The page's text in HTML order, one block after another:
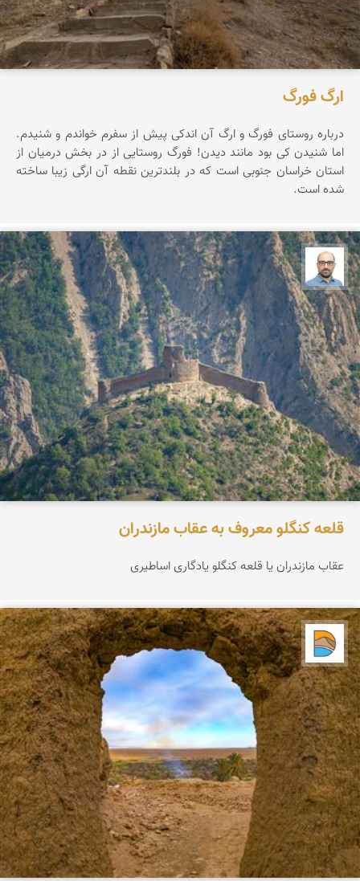
ارگ فورگ
درباره روستای فورگ و ارگ آن اندکی پیش از سفرم خواندم و شنیدم.
اما شنیدن کی بود مانند دیدن! فورگ روستایی از در بخش درمیان از
استان خراسان جنوبی است که در بلندترین نقطه آن ارگی زیبا ساخته
شده است.
بابک ارجمندی
قلعه کنگلو معروف به عقاب مازندران
عقاب مازندران یا قلعه کنگلو یادگاری اساطیری
دریاچه کویر